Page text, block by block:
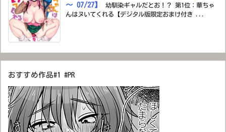
～ 07/27】
幼馴染ギャルだとお！？ 第1位：華ちゃ
んはヌいてくれる【デジタル版限定おまけ付き ...
おすすめ作品#1 #PR